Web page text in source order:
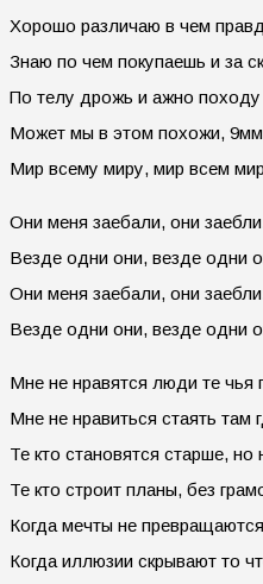
Хорошо различаю в чем
Знаю по чем покупаешь и за
По телу дрожь и ажно
Может мы в этом похожи,
Мир всему миру, мир всем
Они меня заебали, они
Везде одни они, везде одни
Они меня заебали, они
Везде одни они, везде одни
Мне не нравятся люди те
Мне не нравиться стаять там
Те кто становятся старше, но
Те кто строит планы, без
Когда мечты не
Когда иллюзии скрывают то